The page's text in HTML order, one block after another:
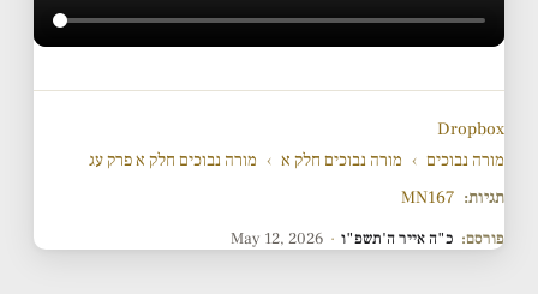
Dropbox
מורה נבוכים › מורה נבוכים חלק א › מורה נבוכים חלק א פרק עג
תגיות: MN167
פורסם: כ"ה אייר ה'תשפ"ו ·
May 12, 2026